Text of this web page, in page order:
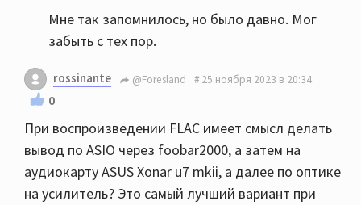
Мне так запомнилось, но было давно. Мог
забыть с тех пор.
rossinante @Foresland 25 ноября 2023 в 20:34
0
При воспроизведении FLAC имеет смысл делать
вывод по ASIO через foobar2000, а затем на
аудиокарту ASUS Xonar u7 mkii, а далее по оптике
на усилитель? Это самый лучший вариант при